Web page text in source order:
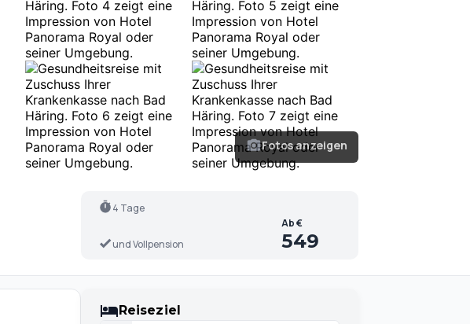
Fotos anzeigen
4 Tage
und Vollpension
Ab €
549
Reiseziel